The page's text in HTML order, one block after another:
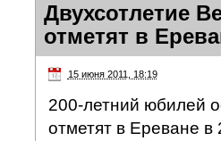
Двухсотлетие
отметят в
15 июня 2011, 18:19
200-летний юбилей
отметят в Ереване в